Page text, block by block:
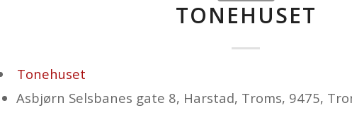
TONEHUSET
Tonehuset
Asbjørn Selsbanes gate 8, Harstad, Troms, 9475,